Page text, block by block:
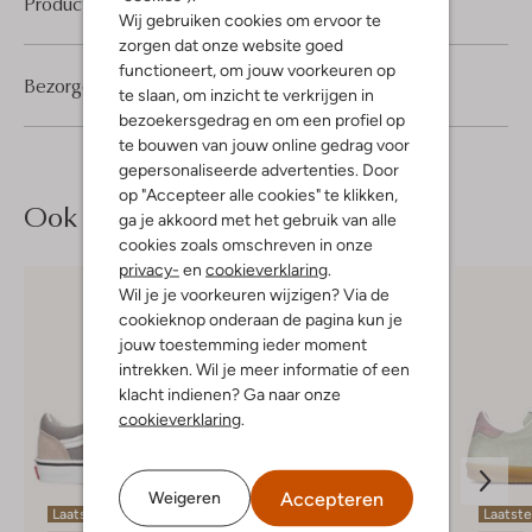
Wij gebruiken cookies om ervoor te
zorgen dat onze website goed
functioneert, om jouw voorkeuren op
te slaan, om inzicht te verkrijgen in
bezoekersgedrag en om een profiel op
te bouwen van jouw online gedrag voor
gepersonaliseerde advertenties. Door
op "Accepteer alle cookies" te klikken,
ga je akkoord met het gebruik van alle
cookies zoals omschreven in onze
privacy- en cookieverklaring
Wil je je voorkeuren wijzigen? Via de
cookieknop onderaan de pagina kun je
jouw toestemming ieder moment
intrekken. Wil je meer informatie of een
klacht indienen? Ga naar onze
cookieverklaring
Weigeren Accepteren
Bezorgen & retourneren
Ook iets voor jou?
Laatste maten